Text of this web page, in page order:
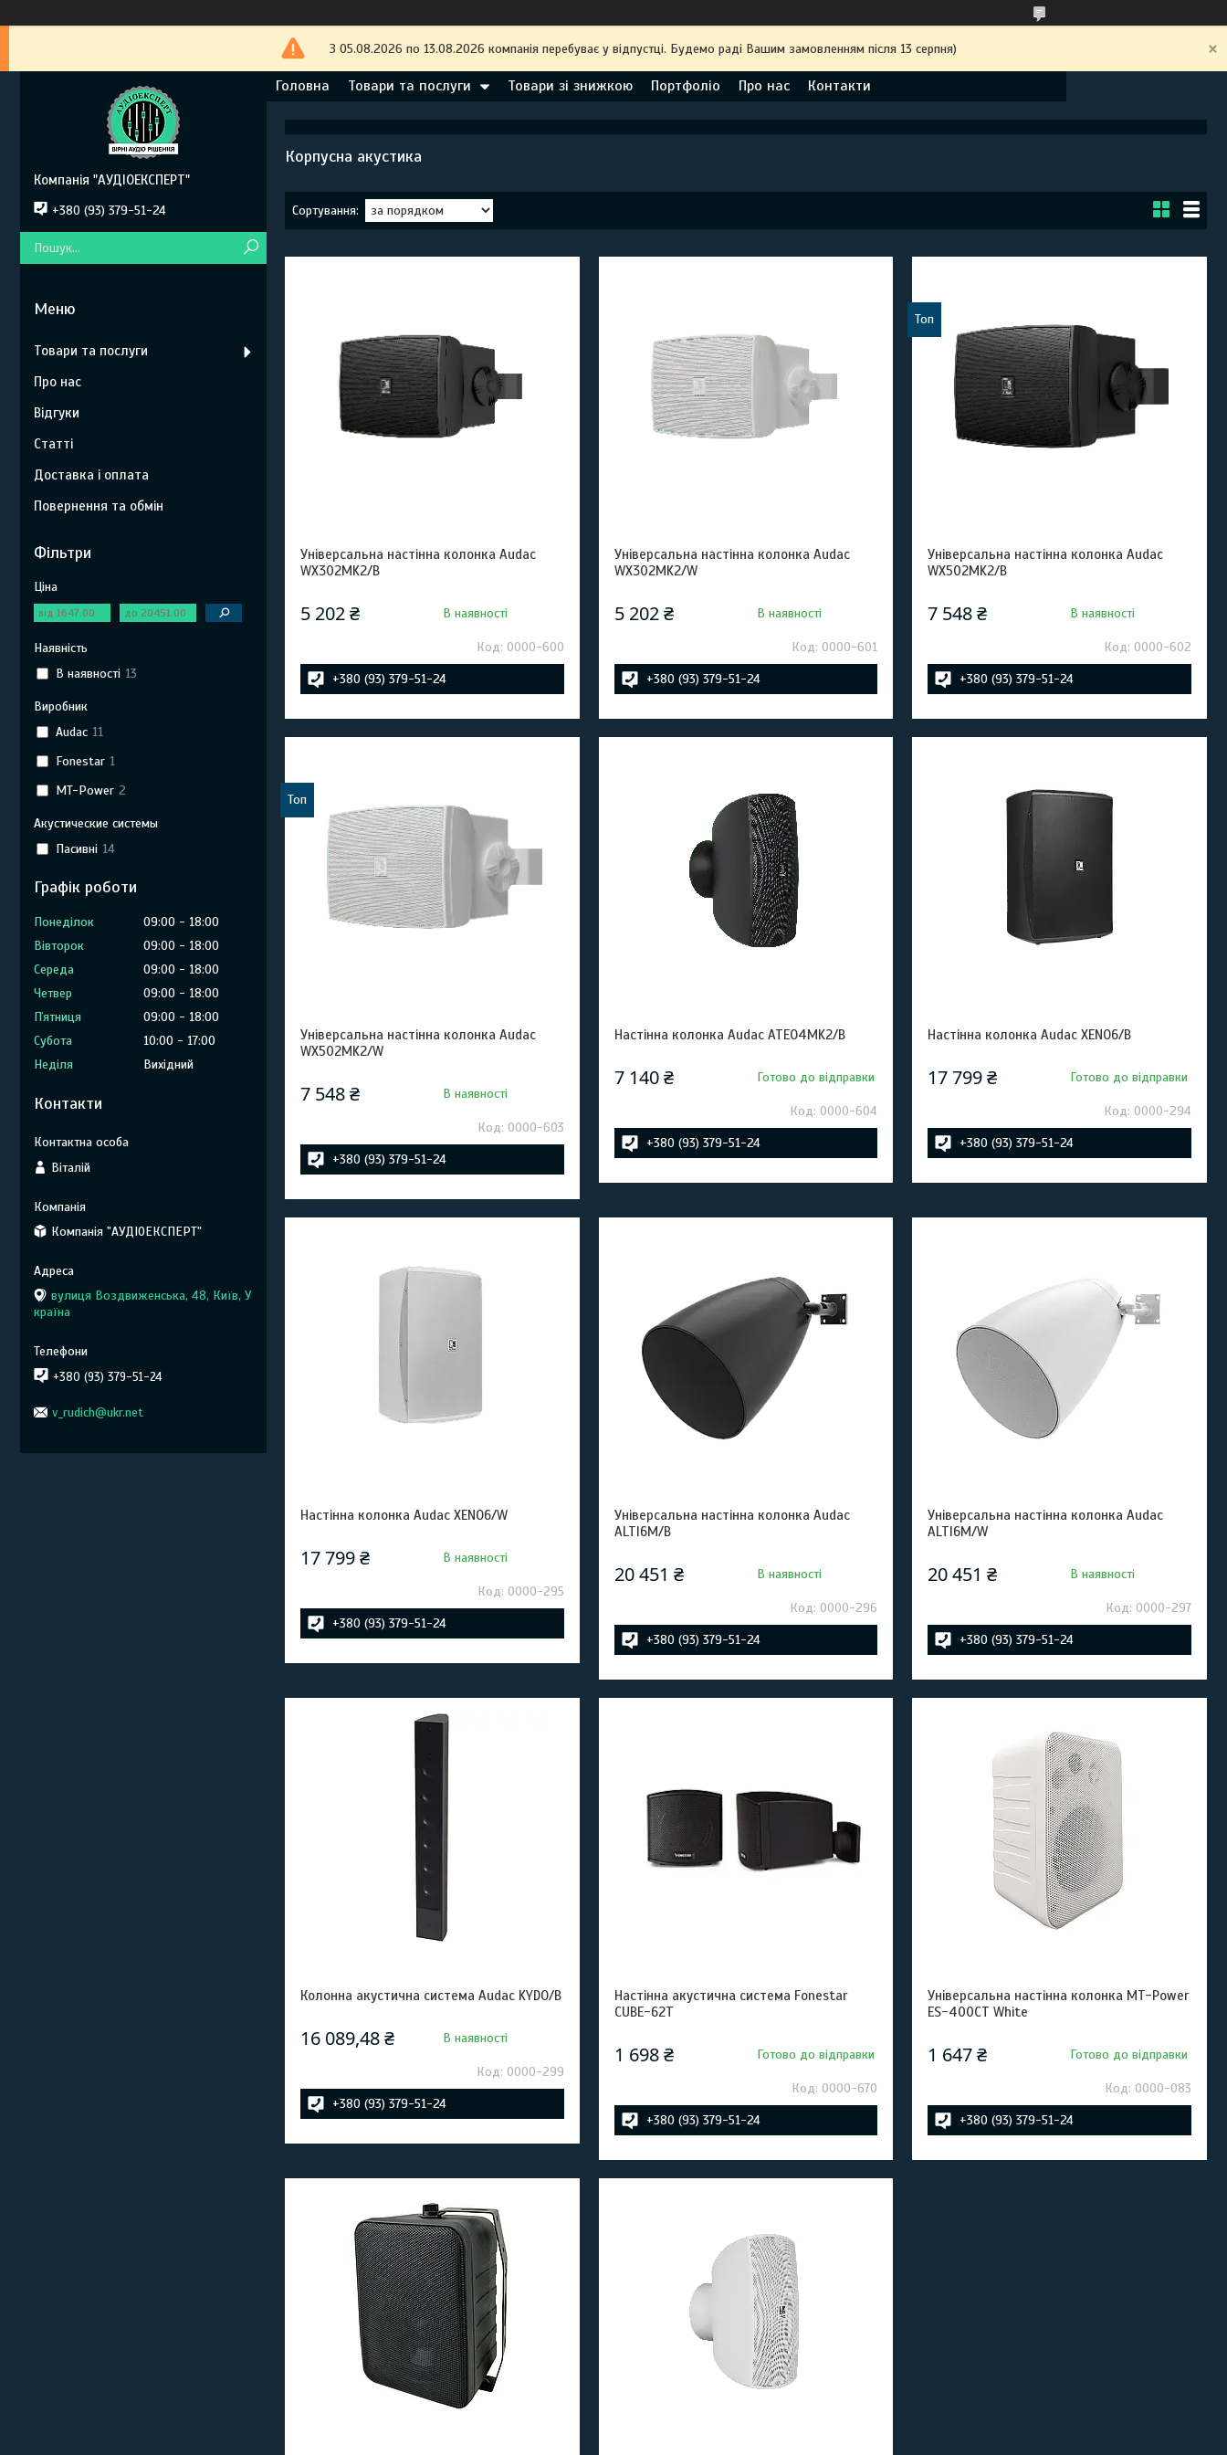
З 05.08.2026 по 13.08.2026 компанія перебуває у відпустці. Будемо раді Вашим замовленням після 13 серпня)
Головна Товари та послуги Товари зі знижкою Портфоліо Про нас Контакти
Корпусна акустика
Універсальна настінна колонка Audac
WX302MK2/B
5 202 ₴ В наявності
0000-600
+380 (93) 379-51-24
Універсальна настінна колонка Audac
WX302MK2/W
5 202 ₴ В наявності
0000-601
+380 (93) 379-51-24
Топ
Універсальна настінна колонка Audac
WX502MK2/B
7 548 ₴ В наявності
0000-602
+380 (93) 379-51-24
Топ
Універсальна настінна колонка Audac
WX502MK2/W
7 548 ₴ В наявності
0000-603
+380 (93) 379-51-24
Настінна колонка Audac ATEO4MK2/B
7 140 ₴ Готово до відправки
0000-604
+380 (93) 379-51-24
Настінна колонка Audac XENO6/B
17 799 ₴ Готово до відправки
0000-294
+380 (93) 379-51-24
Настінна колонка Audac XENO6/W
17 799 ₴ В наявності
0000-295
+380 (93) 379-51-24
Універсальна настінна колонка Audac
ALTI6M/B
20 451 ₴ В наявності
0000-296
+380 (93) 379-51-24
Універсальна настінна колонка Audac
ALTI6M/W
20 451 ₴ В наявності
0000-297
+380 (93) 379-51-24
Колонна акустична система Audac KYDO/B
16 089,48 ₴ В наявності
0000-299
+380 (93) 379-51-24
Настінна акустична система Fonestar
CUBE-62T
1 698 ₴ Готово до відправки
0000-670
+380 (93) 379-51-24
Універсальна настінна колонка MT-Power
ES-400CT White
1 647 ₴ Готово до відправки
0000-083
+380 (93) 379-51-24
Компанія "АУДІОЕКСПЕРТ"
+380 (93) 379-51-24
Товари та послуги
Про нас
Відгуки
Статті
Доставка і оплата
Повернення та обмін
Фільтри
Ціна
Наявність
В наявності 13
Виробник
Audac 11
Fonestar 1
MT-Power 2
Акустические системы
Пасивні 14
Графік роботи
Понеділок 09:00
18:00
Вівторок
09:00
18:00
Середа
09:00
18:00
Четвер
09:00
18:00
Пʼятниця
09:00
18:00
Субота
10:00
17:00
Неділя
Вихідний
Контакти
Віталій
Компанія "АУДІОЕКСПЕРТ"
вулиця Воздвиженська, 48, Київ, У
країна
+380 (93) 379-51-24
v_rudich@ukr.net